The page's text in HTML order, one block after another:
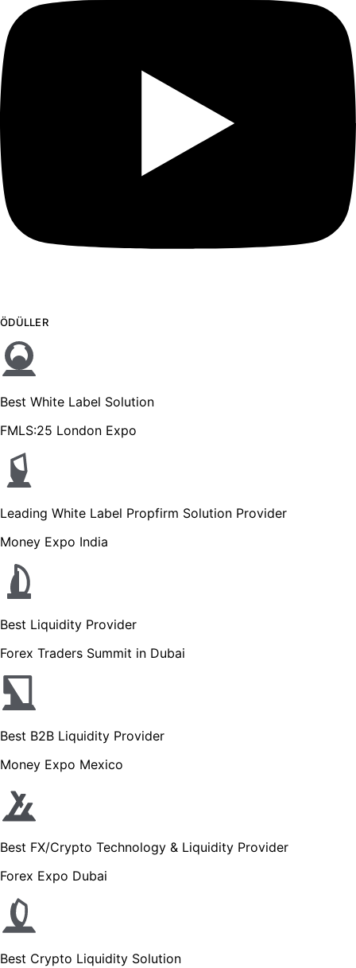
ÖDÜLLER
Best White Label Solution
FMLS:25 London Expo
Leading White Label Propfirm Solution Provider
Money Expo India
Best Liquidity Provider
Forex Traders Summit in Dubai
Best B2B Liquidity Provider
Money Expo Mexico
Best FX/Crypto Technology & Liquidity Provider
Forex Expo Dubai
Best Crypto Liquidity Solution